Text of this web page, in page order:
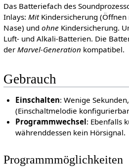
Das Batteriefach des
Inlays: MitKindersicherung (Öffnen
Nase) und ohne Kindersicherung.
Luft- und Alkali-Batterien. Die
der Marvel-Generation kompatibel.
Gebrauch
Einschalten: Wenige
(Einschaltmelodie
Programmwechsel: Ebenfalls
währenddessen kein Hörsignal.
Programmmöglichkeiten